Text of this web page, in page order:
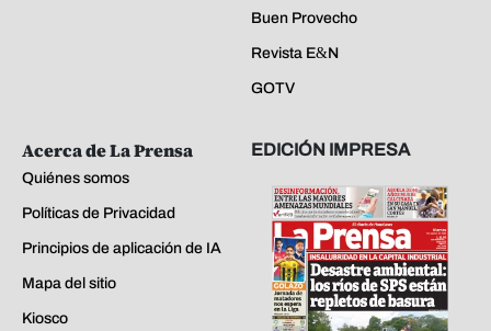
Buen Provecho
Revista E&N
GOTV
Acerca de La Prensa
Quiénes somos
Políticas de Privacidad
Principios de aplicación de IA
Mapa del sitio
Kiosco
EDICIÓN IMPRESA